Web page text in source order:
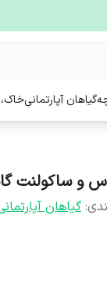
گیاهان آپارتمانی
و ساکولنت
: گیاهان